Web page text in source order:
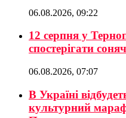
06.08.2026, 09:22
12 серпня у
спостерігати
06.08.2026, 07:07
В Україні
культурний